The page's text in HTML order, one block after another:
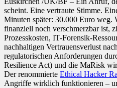
scheint. Eine vertraute Stimme.
Minuten später: 30.000 Euro weg.
finanziell noch verschmerzbar ist,
Prozesskosten, IT-Forensik-
nachhaltigen Vertrauensverlust
regulatorischen Anforderungen
Resilience Act) und die MaRisk
Der renommierte Ethical Hacker
Angriffe wirklich funktionieren –